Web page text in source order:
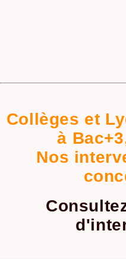
Collèges et
à
Nos